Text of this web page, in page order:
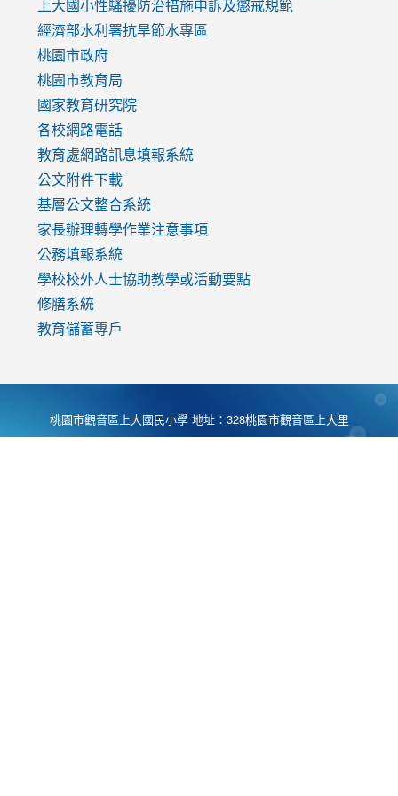
link
to
https://www.youtube.com/watch?
v=mfpNykQ0g4M
上大國小性騷擾防治措施申訴及懲戒規範
經濟部水利署抗旱節水專區
桃園市政府
桃園市教育局
國家教育研究院
各校網路電話
教育處網路訊息填報系統
公文附件下載
基層公文整合系統
家長辦理轉學作業注意事項
公務填報系統
學校校外人士協助教學或活動要點
修膳系統
教育儲蓄專戶
桃園市觀音區上大國民小學 地址：328桃園市觀音區上大里